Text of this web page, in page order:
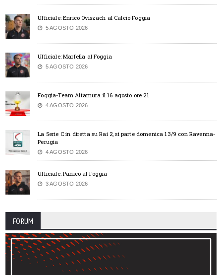
Ufficiale: Enrico Oviszach al Calcio Foggia
5 AGOSTO 2026
Ufficiale: Marfella al Foggia
5 AGOSTO 2026
Foggia-Team Altamura il 16 agosto ore 21
4 AGOSTO 2026
La Serie C in diretta su Rai 2, si parte domenica 13/9 con Ravenna-
Perugia
4 AGOSTO 2026
Ufficiale: Panico al Foggia
3 AGOSTO 2026
FORUM